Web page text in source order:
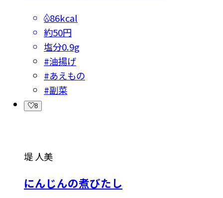
86kcal
約50円
塩分0.9g
#油揚げ
#あえもの
#副菜
8
堤 人美
にんじんの煮びたし